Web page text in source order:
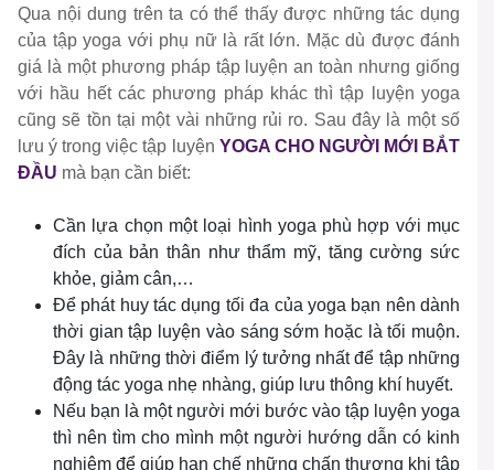
Qua nội dung trên ta có thể thấy được những tác dụng
của tập yoga với phụ nữ là rất lớn. Mặc dù được đánh
giá là một phương pháp tập luyện an toàn nhưng giống
với hầu hết các phương pháp khác thì tập luyện yoga
cũng sẽ tồn tại một vài những rủi ro. Sau đây là một số
lưu ý trong việc tập luyện YOGA CHO NGƯỜI MỚI BẮT
ĐẦU mà bạn cần biết:
Cần lựa chọn một loại hình yoga phù hợp với mục
đích của bản thân như thẩm mỹ, tăng cường sức
khỏe, giảm cân,…
Để phát huy tác dụng tối đa của yoga bạn nên dành
thời gian tập luyện vào sáng sớm hoặc là tối muộn.
Đây là những thời điểm lý tưởng nhất để tập những
động tác yoga nhẹ nhàng, giúp lưu thông khí huyết.
Nếu bạn là một người mới bước vào tập luyện yoga
thì nên tìm cho mình một người hướng dẫn có kinh
nghiệm để giúp hạn chế những chấn thương khi tập